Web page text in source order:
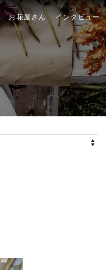
お花屋さん インタビュー